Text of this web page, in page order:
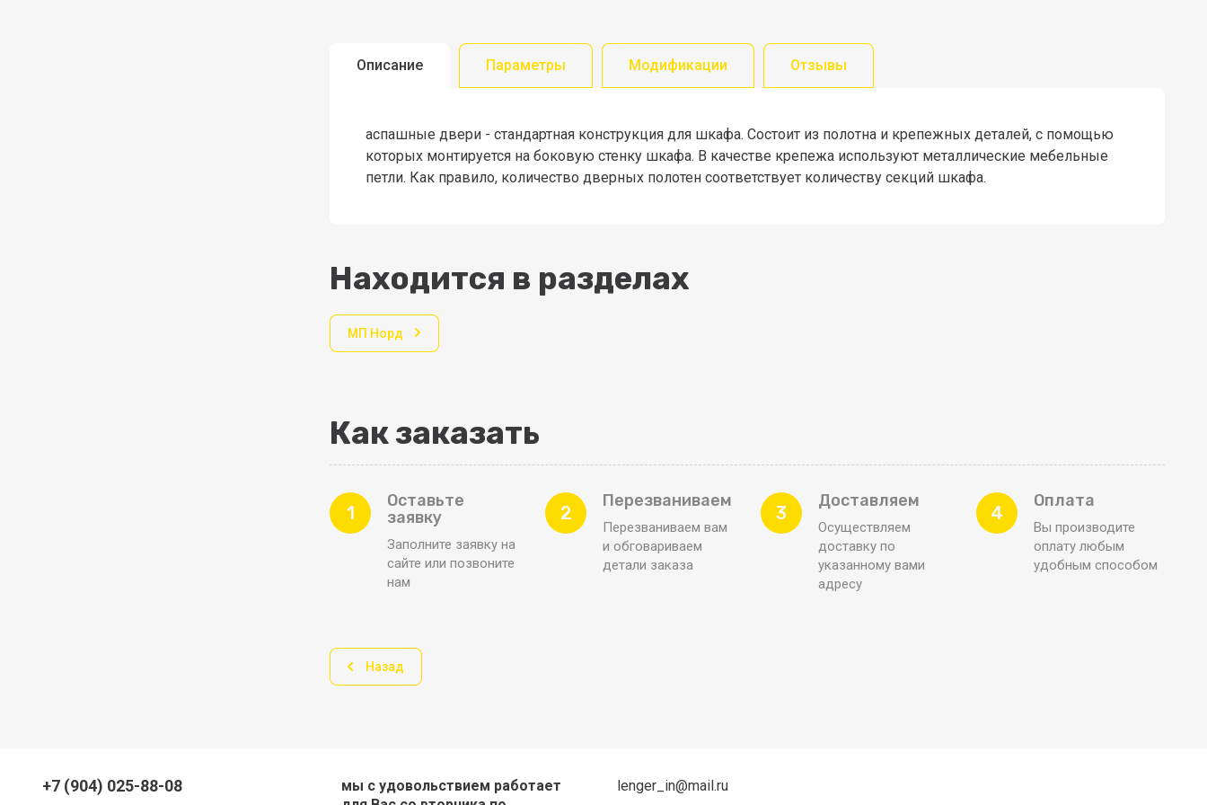
Описание Параметры Модификации Отзывы
аспашные двери - стандартная конструкция для шкафа. Состоит из полотна и крепежных деталей, с помощью
которых монтируется на боковую стенку шкафа. В качестве крепежа используют металлические мебельные
петли. Как правило, количество дверных полотен соответствует количеству секций шкафа.
Находится в разделах
МП Норд
Как заказать
1
Оставьте
заявку
Заполните заявку на
сайте или позвоните
нам
2
Перезваниваем
Перезваниваем вам
и обговариваем
детали заказа
3
Доставляем
Осуществляем
доставку по
указанному вами
адресу
4
Оплата
Вы производите
оплату любым
удобным способом
Назад
+7 (904) 025-88-08
мы с удовольствием работает
lenger_in@mail.ru